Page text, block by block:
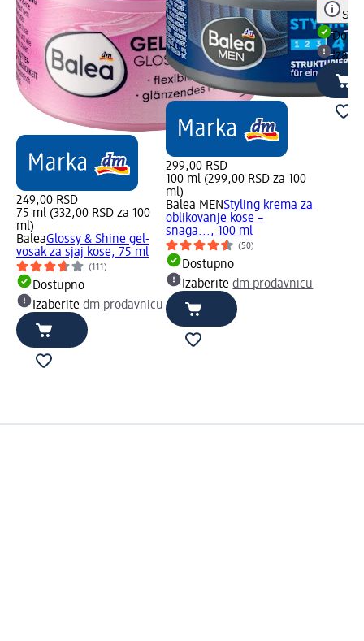
249,00 RSD
75 ml (332,00 RSD za 100
ml)
BaleaGlossy & Shine gel-
vosak za sjaj kose, 75 ml
(111)
Dostupno
Izaberite dm prodavnicu
299,00 RSD
100 ml (299,00 RSD za 100
ml)
Balea MENStyling krema za
oblikovanje kose –
snaga..., 100 ml
(50)
Dostupno
Izaberitedm prodavnicu